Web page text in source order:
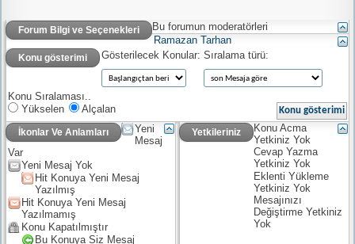
Forum Bilgi ve Seçenekleri
Bu forumun moderatörleri
Ramazan Tarhan
Konu gösterimi Gösterilecek Konular: Sıralama türü:
Konu Sıralaması..
Yükselen
Alçalan
İkonlar Ve Anlamları
Yeni
Mesaj
Var
Yeni Mesaj Yok
Hit Konuya Yeni Mesaj
Yazılmış
Hit Konuya Yeni Mesaj
Yazılmamış
Konu Kapatılmıştır
Bu Konuya Siz Mesaj
Yetkileriniz
Konu Acma
YetkinizYok
Cevap Yazma
YetkinizYok
Eklenti Yükleme
YetkinizYok
Mesajınızı
Değiştirme Yetkiniz
Yok